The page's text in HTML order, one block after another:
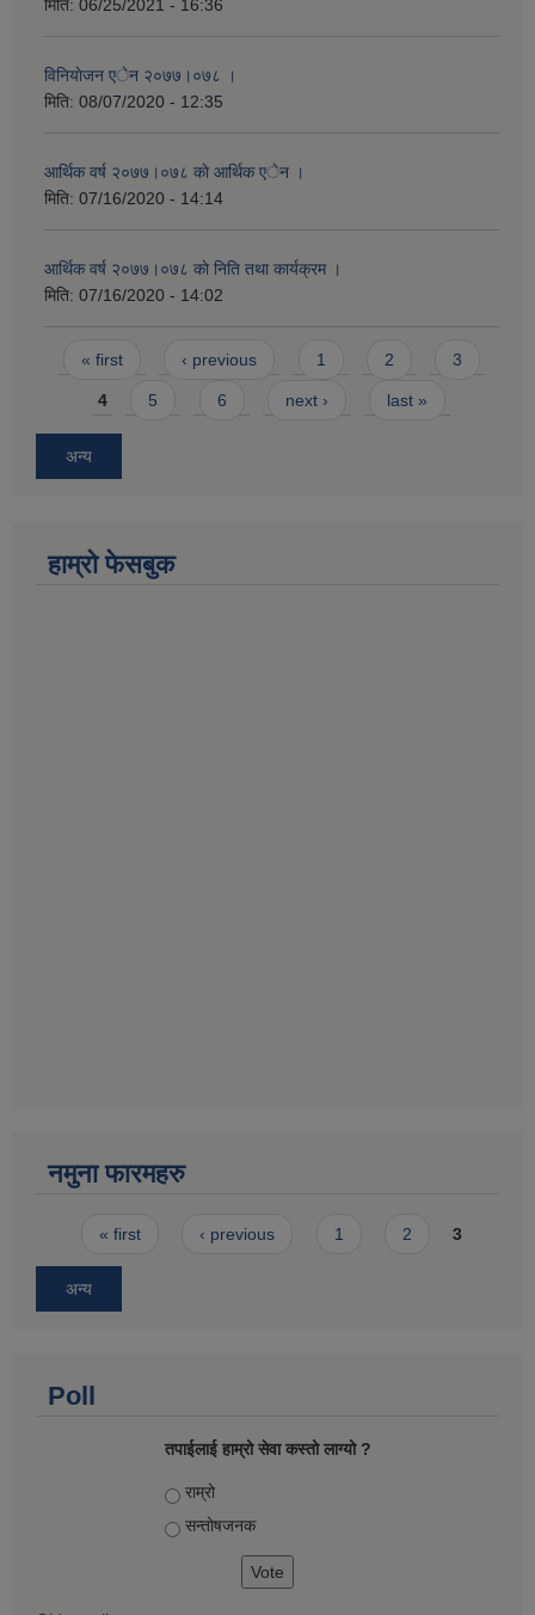
मिति: 06/25/2021 - 16:36
विनियाेजन एेन २०७७।०७८ ।
मिति: 08/07/2020 - 12:35
आर्थिक वर्ष २०७७।०७८ काे आर्थिक एेन ।
मिति: 07/16/2020 - 14:14
आर्थिक वर्ष २०७७।०७८ काे निति तथा कार्यक्रम ।
मिति: 07/16/2020 - 14:02
Pages
« first ‹ previous 1 2 3
4 5 6 next › last »
अन्य
हाम्राे फेसबुक
नमुना फारमहरु
Pages
« first ‹ previous 1 2 3
अन्य
Poll
तपाईलाई हाम्रो सेवा कस्तो लाग्यो ?
Choices
राम्रो
सन्तोषज‍नक